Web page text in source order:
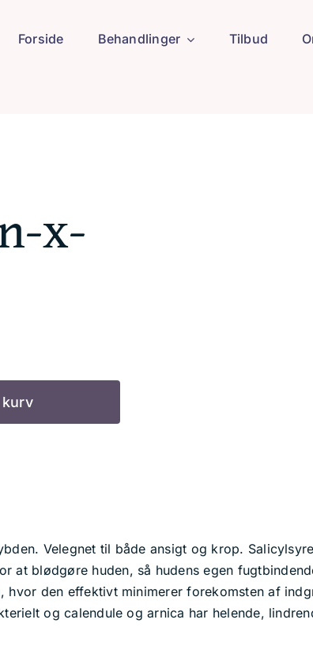
Forside Behandlinger Tilbud
x-
Velegnet til både ansigt og krop.
at blødgøre huden, så hudens egen
den effektivt minimerer forekomsten af
og calendule og arnica har helende,